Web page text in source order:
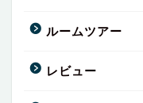
ルームツアー
レビュー